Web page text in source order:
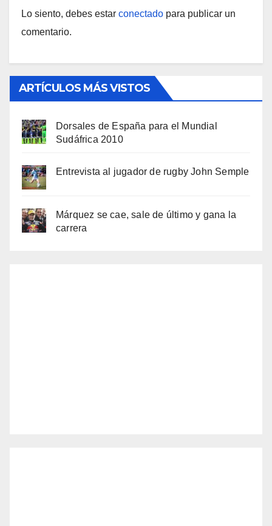
Lo siento, debes estar conectado para publicar un
comentario.
ARTÍCULOS MÁS VISTOS
Dorsales de España para el Mundial
Sudáfrica 2010
Entrevista al jugador de rugby John Semple
Márquez se cae, sale de último y gana la
carrera